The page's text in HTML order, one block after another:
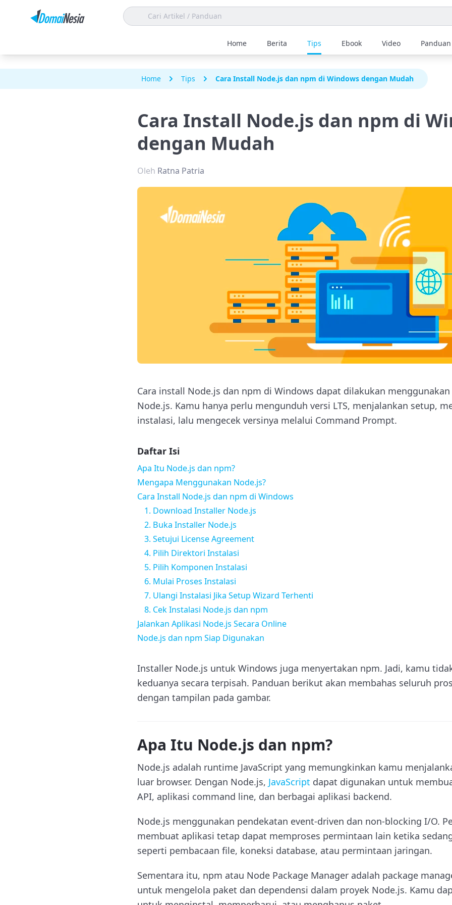
Home Berita Tips Ebook Video Panduan
Home Tips Cara Install Node.js dan npm di Windows dengan Mudah
Cara Install Node.js dan npm di
dengan Mudah
Oleh Ratna Patria
Cara install Node.js dan npm di Windows dapat dilakukan
Node.js. Kamu hanya perlu mengunduh versi LTS, menjalankan setup,
instalasi, lalu mengecek versinya melalui Command Prompt.
Daftar Isi
Apa Itu Node.js dan npm?
Mengapa Menggunakan Node.js?
Cara Install Node.js dan npm di Windows
1. Download Installer Node.js
2. Buka Installer Node.js
3. Setujui License Agreement
4. Pilih Direktori Instalasi
5. Pilih Komponen Instalasi
6. Mulai Proses Instalasi
7. Ulangi Instalasi Jika Setup Wizard Terhenti
8. Cek Instalasi Node.js dan npm
Jalankan Aplikasi Node.js Secara Online
Node.js dan npm Siap Digunakan
Installer Node.js untuk Windows juga menyertakan npm. Jadi, kamu
keduanya secara terpisah. Panduan berikut akan membahas seluruh
dengan tampilan pada gambar.
Apa Itu Node.js dan npm?
Node.js adalah runtime JavaScript yang memungkinkan kamu
luar browser. Dengan Node.js, JavaScript dapat digunakan untuk
API, aplikasi command line, dan berbagai aplikasi backend.
Node.js menggunakan pendekatan event-driven dan non-blocking I/O.
membuat aplikasi tetap dapat memproses permintaan lain ketika
seperti pembacaan file, koneksi database, atau permintaan jaringan.
Sementara itu, npm atau Node Package Manager adalah package
untuk mengelola paket dan dependensi dalam proyek Node.js. Kamu